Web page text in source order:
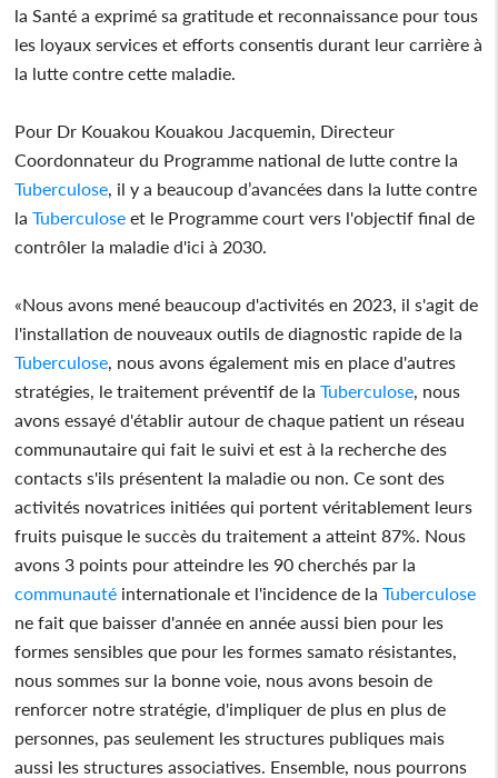
la Santé a exprimé sa gratitude et reconnaissance pour tous
les loyaux services et efforts consentis durant leur carrière à
la lutte contre cette maladie.
Pour Dr Kouakou Kouakou Jacquemin, Directeur
Coordonnateur du Programme national de lutte contre la
Tuberculose , il y a beaucoup d’avancées dans la lutte contre
laTuberculose et le Programme court vers l'objectif final de
contrôler la maladie d'ici à 2030.
«Nous avons mené beaucoup d'activités en 2023, il s'agit de
l'installation de nouveaux outils de diagnostic rapide de la
Tuberculose , nous avons également mis en place d'autres
stratégies, le traitement préventif de laTuberculose , nous
avons essayé d'établir autour de chaque patient un réseau
communautaire qui fait le suivi et est à la recherche des
contacts s'ils présentent la maladie ou non. Ce sont des
activités novatrices initiées qui portent véritablement leurs
fruits puisque le succès du traitement a atteint 87%. Nous
avons 3 points pour atteindre les 90 cherchés par la
communauté internationale et l'incidence de laTuberculose
ne fait que baisser d'année en année aussi bien pour les
formes sensibles que pour les formes samato résistantes,
nous sommes sur la bonne voie, nous avons besoin de
renforcer notre stratégie, d'impliquer de plus en plus de
personnes, pas seulement les structures publiques mais
aussi les structures associatives. Ensemble, nous pourrons